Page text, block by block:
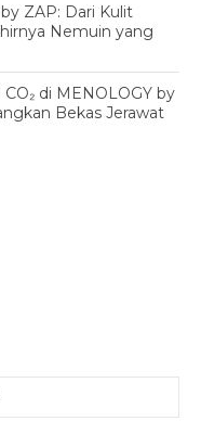
ZAP: Dari Kulit
Nemuin yang
di MENOLOGY by
Bekas Jerawat